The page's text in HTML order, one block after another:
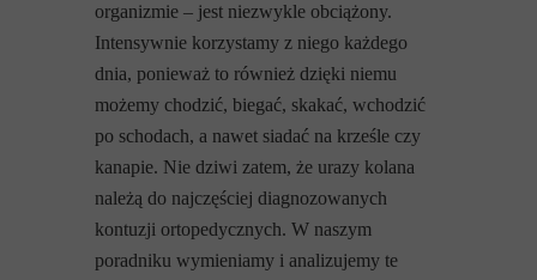
organizmie – jest niezwykle obciążony.
Intensywnie korzystamy z niego każdego
dnia, ponieważ to również dzięki niemu
możemy chodzić, biegać, skakać, wchodzić
po schodach, a nawet siadać na krześle czy
kanapie. Nie dziwi zatem, że urazy kolana
należą do najczęściej diagnozowanych
kontuzji ortopedycznych. W naszym
poradniku wymieniamy i analizujemy te